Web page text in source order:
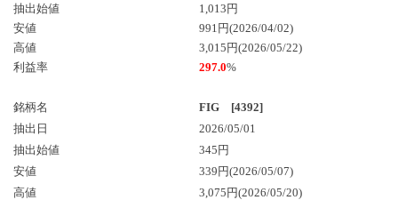
抽出始値
1,013円
安値
991円(2026/04/02)
高値
3,015円(2026/05/22)
利益率
297.0%
銘柄名
FIG [4392]
抽出日
2026/05/01
抽出始値
345円
安値
339円(2026/05/07)
高値
3,075円(2026/05/20)